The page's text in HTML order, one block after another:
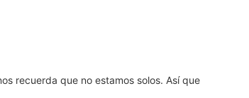
recuerda que no estamos solos. Así que